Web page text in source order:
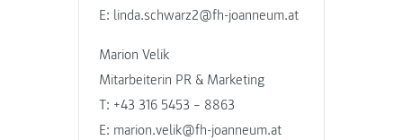
E: linda.schwarz2@fh-joanneum.at
Marion Velik
Mitarbeiterin PR & Marketing
T: +43 316 5453 – 8863
E: marion.velik@fh-joanneum.at